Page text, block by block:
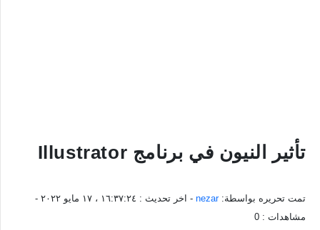
تأثير النيون في برنامج Illustrator
تمت تحريره بواسطة:nezar - اخر تحديث : ١٦:٣٧:٢٤ ، ١٧ مايو ٢٠٢٢
-
مشاهدات : 0